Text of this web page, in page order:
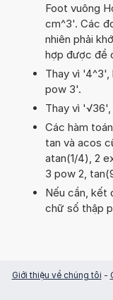
Foot vuông
cm^3'. Các
nhiên phải
hợp được đề
Thay vì
pow 3'.
Thay vì
Các hàm
tan và acos
atan(1/4), 2
3 pow 2,
Nếu cần, kết
chữ số thập
Giới thiệu về chúng tôi -